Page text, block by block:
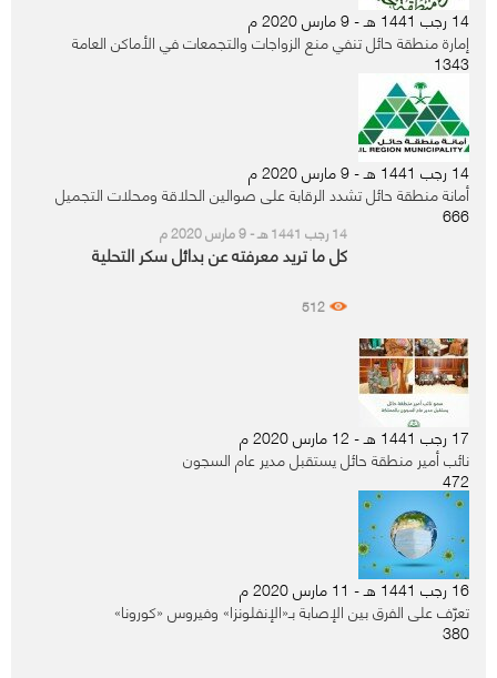
14 رجب 1441 هـ - 9 مارس 2020 م
إمارة منطقة حائل تنفي منع الزواجات والتجمعات في الأماكن العامة
1343
14 رجب 1441 هـ - 9 مارس 2020 م
أمانة منطقة حائل تشدد الرقابة على صوالين الحلاقة ومحلات التجميل
666
14 رجب 1441 هـ - 9 مارس 2020 م
كل ما تريد معرفته عن بدائل سكر التحلية
512
17 رجب 1441 هـ - 12 مارس 2020 م
نائب أمير منطقة حائل يستقبل مدير عام السجون
472
16 رجب 1441 هـ - 11 مارس 2020 م
تعرّف على الفرق بين الإصابة بـ«الإنفلونزا» وفيروس «كورونا»
380